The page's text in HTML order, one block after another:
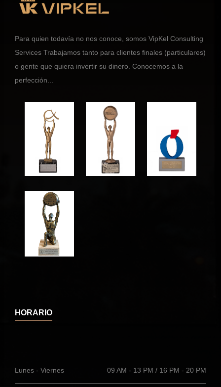
Para quien todavía no nos conoce, somos VipKel Consulting
Services Trabajamos tanto para clientes finales (particulares)
o gente que quiera invertir su dinero. Conocemos a la
perfección...
HORARIO
Lunes - Viernes 09 AM - 13 PM / 16 PM - 20 PM